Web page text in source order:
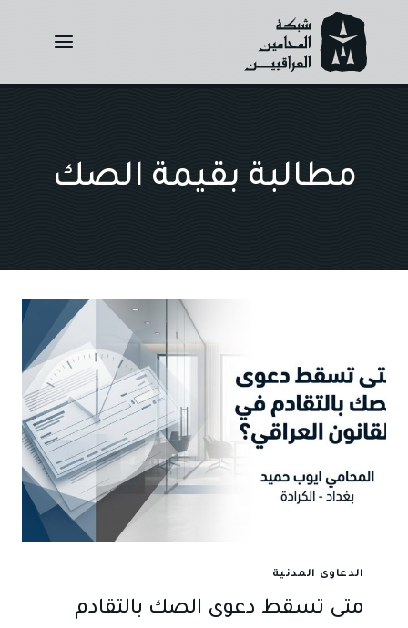
content
مطالبة بقيمة الصك
الدعاوى المدنية
متى تسقط دعوى الصك بالتقادم